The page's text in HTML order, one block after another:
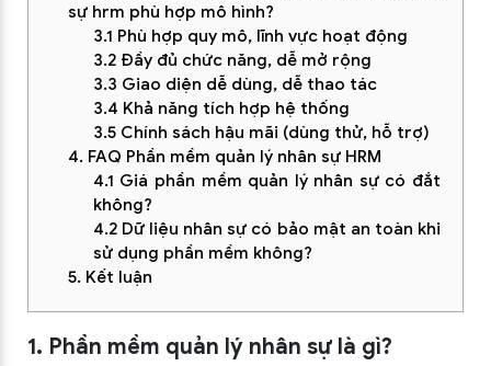
sự hrm phù hợp mô hình?
3.1 Phù hợp quy mô, lĩnh vực hoạt động
3.2 Đầy đủ chức năng, dễ mở rộng
3.3 Giao diện dễ dùng, dễ thao tác
3.4 Khả năng tích hợp hệ thống
3.5 Chính sách hậu mãi (dùng thử, hỗ trợ)
4. FAQ Phần mềm quản lý nhân sự HRM
4.1 Giá phần mềm quản lý nhân sự có đắt
không?
4.2 Dữ liệu nhân sự có bảo mật an toàn khi
sử dụng phần mềm không?
5. Kết luận
1. Phần mềm quản lý nhân sự là gì?